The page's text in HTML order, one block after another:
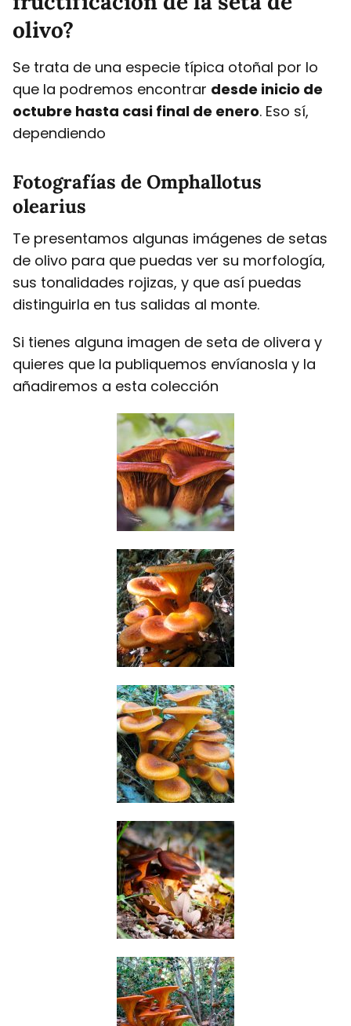
olivo?
Se trata de una especie típica otoñal por lo
que la podremos encontrar desde inicio de
octubre hasta casi final de enero. Eso sí,
dependiendo
Fotografías de Omphallotus
olearius
Te presentamos algunas imágenes de setas
de olivo para que puedas ver su morfología,
sus tonalidades rojizas, y que así puedas
distinguirla en tus salidas al monte.
Si tienes alguna imagen de seta de olivera y
quieres que la publiquemos envíanosla y la
añadiremos a esta colección